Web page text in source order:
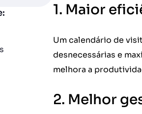
1. Maior
Um calendário de
desnecessárias e
melhora a
2. Melhor